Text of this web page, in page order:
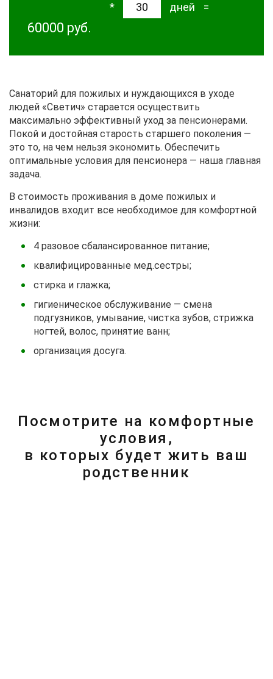
* дней =
60000 руб.
Санаторий для пожилых и нуждающихся в уходе
людей «Светич» старается осуществить
максимально эффективный уход за пенсионерами.
Покой и достойная старость старшего поколения ―
это то, на чем нельзя экономить. Обеспечить
оптимальные условия для пенсионера ― наша главная
задача.
В стоимость проживания в доме пожилых и
инвалидов входит все необходимое для комфортной
жизни:
4 разовое сбалансированное питание;
квалифицированные мед.сестры;
стирка и глажка;
гигиеническое обслуживание — смена
подгузников, умывание, чистка зубов, стрижка
ногтей, волос, принятие ванн;
организация досуга.
Посмотрите на комфортные
условия,
в которых будет жить ваш
родственник